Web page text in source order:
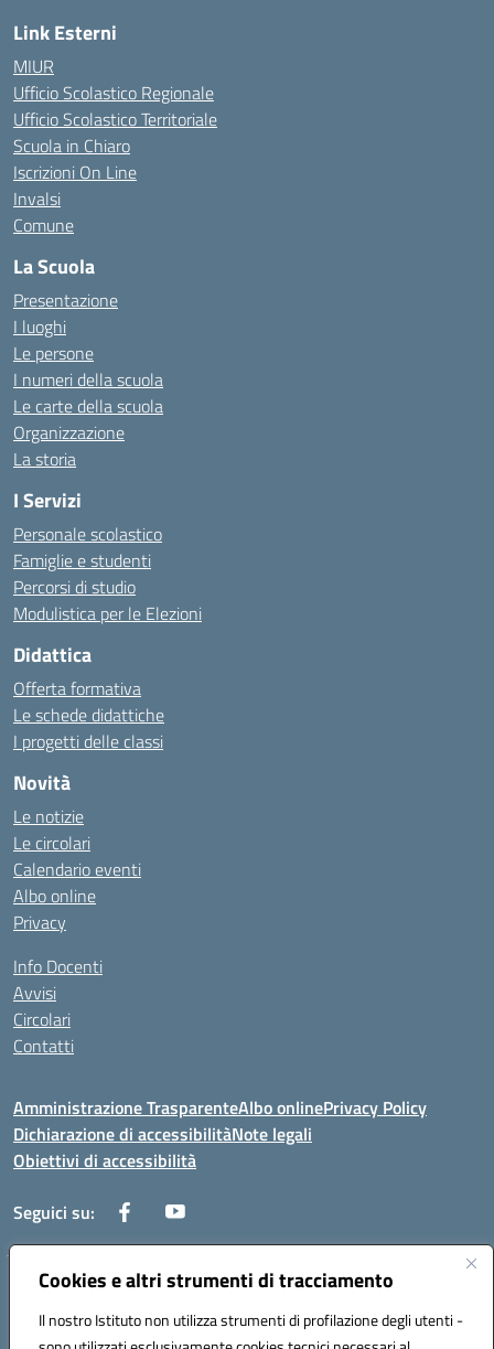
Cookies e altri strumenti di tracciamento
Il nostro Istituto non utilizza strumenti di profilazione degli utenti -
Link Esterni
MIUR
Ufficio Scolastico Regionale
Ufficio Scolastico Territoriale
Scuola in Chiaro
Iscrizioni On Line
Invalsi
Comune
La Scuola
Presentazione
I luoghi
Le persone
I numeri della scuola
Le carte della scuola
Organizzazione
La storia
I Servizi
Personale scolastico
Famiglie e studenti
Percorsi di studio
Modulistica per le Elezioni
Didattica
Offerta formativa
Le schede didattiche
I progetti delle classi
Novità
Le notizie
Le circolari
Calendario eventi
Albo online
Privacy
Info Docenti
Avvisi
Circolari
Contatti
Amministrazione TrasparenteAlbo onlinePrivacy Policy
Dichiarazione di accessibilitàNote legali
Obiettivi di accessibilità
Seguici su:
Corso Roma, 1 71100 FOGGIA (FG)
Codice meccanografico: FGPM03000E